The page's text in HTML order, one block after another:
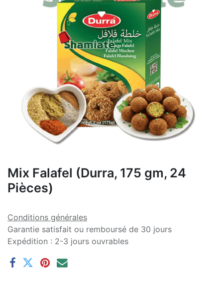
Mix Falafel (Durra, 175 gm, 24
Pièces)
Conditions générales
Garantie satisfait ou remboursé de 30 jours
Expédition : 2-3 jours ouvrables